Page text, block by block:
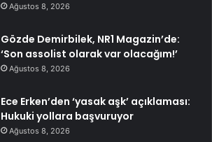
Ağustos 8, 2026
Gözde Demirbilek, NR1 Magazin’de:
‘Son assolist olarak var olacağım!’
Ağustos 8, 2026
Ece Erken’den ‘yasak aşk’ açıklaması:
Hukuki yollara başvuruyor
Ağustos 8, 2026